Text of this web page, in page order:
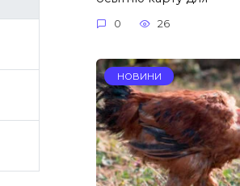
0 26
НОВИНИ